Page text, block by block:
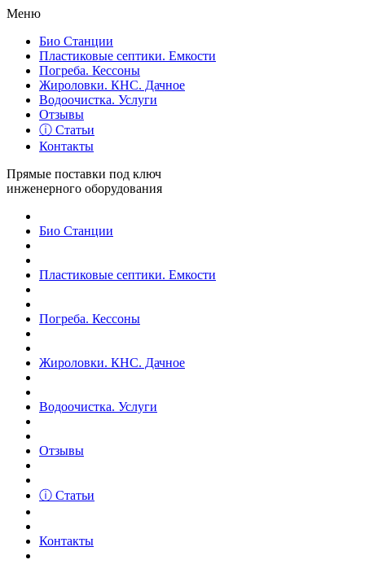
Меню
Био Станции
Пластиковые септики. Емкости
Погреба. Кессоны
Жироловки. КНС. Дачное
Водоочистка. Услуги
Отзывы
ⓘ Статьи
Контакты
Прямые поставки под ключ
инженерного оборудования
Био Станции
Пластиковые септики. Емкости
Погреба. Кессоны
Жироловки. КНС. Дачное
Водоочистка. Услуги
Отзывы
ⓘ Статьи
Контакты